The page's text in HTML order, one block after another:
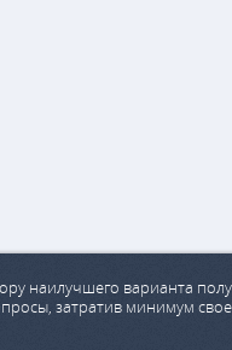
наилучшего варианта
затратив минимум